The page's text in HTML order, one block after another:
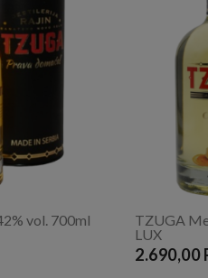
vol. 700ml
TZUGA
LUX
2.690,00